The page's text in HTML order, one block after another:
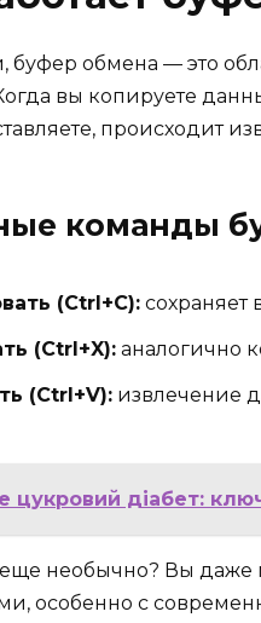
буфер обмена — это
вы копируете
происходит
команды
(Ctrl+C):
(Ctrl+X): аналогично
(Ctrl+V): извлечение
цукровий діабет:
еще необычно? Вы
особенно с